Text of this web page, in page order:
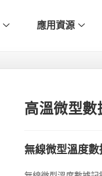
應用資源
高溫微型
無線微型溫度